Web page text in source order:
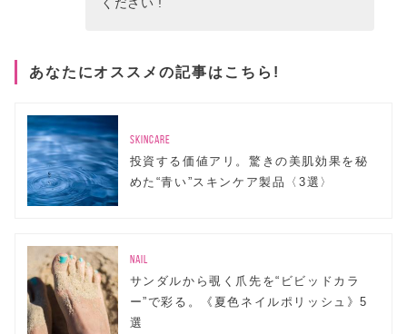
あなたにオススメの記事はこちら!
SKINCARE
投資する価値アリ。驚きの美肌効果を秘
めた“青い”スキンケア製品〈3選〉
NAIL
サンダルから覗く爪先を“ビビッドカラ
ー”で彩る。《夏色ネイルポリッシュ》5
選